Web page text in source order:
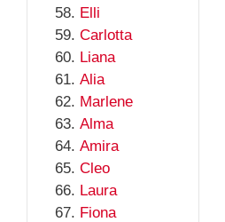
Elli
Carlotta
Liana
Alia
Marlene
Alma
Amira
Cleo
Laura
Fiona